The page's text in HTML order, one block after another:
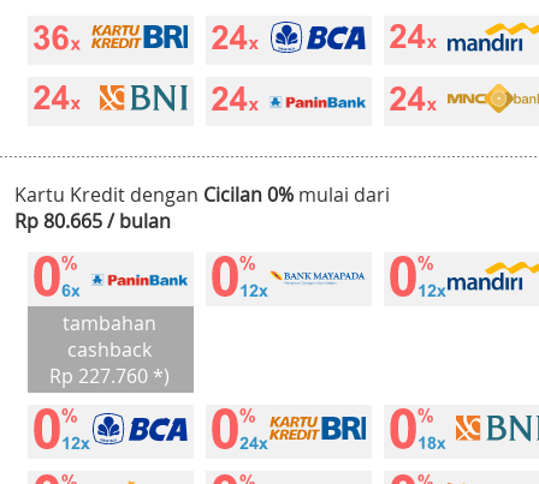
Kartu Kredit dengan Cicilan 0% mulai dari
Rp 80.665 / bulan
tambahan
cashback
Rp 227.760 *)